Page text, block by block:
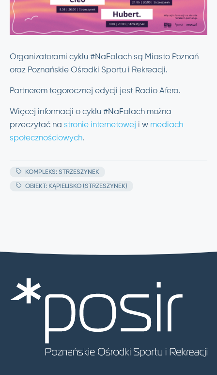
Organizatorami cyklu #NaFalach są Miasto Poznań
oraz Poznańskie Ośrodki Sportu i Rekreacji.
Partnerem tegorocznej edycji jest Radio Afera.
Więcej informacji o cyklu #NaFalach można
przeczytać na stronie internetowej i w mediach
społecznościowych.
KOMPLEKS: STRZESZYNEK
OBIEKT: KĄPIELISKO (STRZESZYNEK)